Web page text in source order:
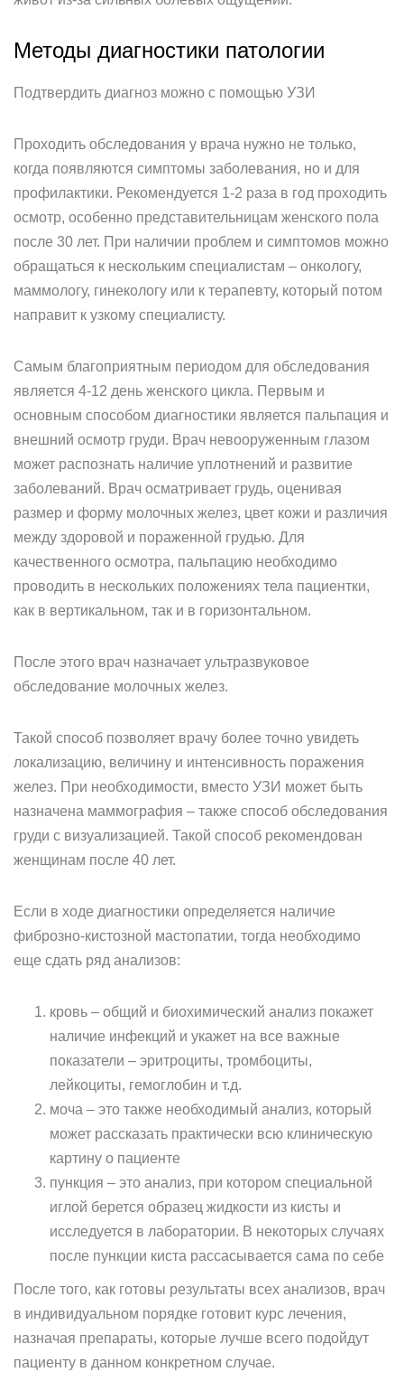
Методы диагностики патологии
Подтвердить диагноз можно с помощью УЗИ
Проходить обследования у врача нужно не только,
когда появляются симптомы заболевания, но и для
профилактики. Рекомендуется 1-2 раза в год проходить
осмотр, особенно представительницам женского пола
после 30 лет. При наличии проблем и симптомов можно
обращаться к нескольким специалистам – онкологу,
маммологу, гинекологу или к терапевту, который потом
направит к узкому специалисту.
Самым благоприятным периодом для обследования
является 4-12 день женского цикла. Первым и
основным способом диагностики является пальпация и
внешний осмотр груди. Врач невооруженным глазом
может распознать наличие уплотнений и развитие
заболеваний. Врач осматривает грудь, оценивая
размер и форму молочных желез, цвет кожи и различия
между здоровой и пораженной грудью. Для
качественного осмотра, пальпацию необходимо
проводить в нескольких положениях тела пациентки,
как в вертикальном, так и в горизонтальном.
После этого врач назначает ультразвуковое
обследование молочных желез.
Такой способ позволяет врачу более точно увидеть
локализацию, величину и интенсивность поражения
желез. При необходимости, вместо УЗИ может быть
назначена маммография – также способ обследования
груди с визуализацией. Такой способ рекомендован
женщинам после 40 лет.
Если в ходе диагностики определяется наличие
фиброзно-кистозной мастопатии, тогда необходимо
еще сдать ряд анализов:
кровь – общий и биохимический анализ покажет
наличие инфекций и укажет на все важные
показатели – эритроциты, тромбоциты,
лейкоциты, гемоглобин и т.д.
моча – это также необходимый анализ, который
может рассказать практически всю клиническую
картину о пациенте
пункция – это анализ, при котором специальной
иглой берется образец жидкости из кисты и
исследуется в лаборатории. В некоторых случаях
после пункции киста рассасывается сама по себе
После того, как готовы результаты всех анализов, врач
в индивидуальном порядке готовит курс лечения,
назначая препараты, которые лучше всего подойдут
пациенту в данном конкретном случае.